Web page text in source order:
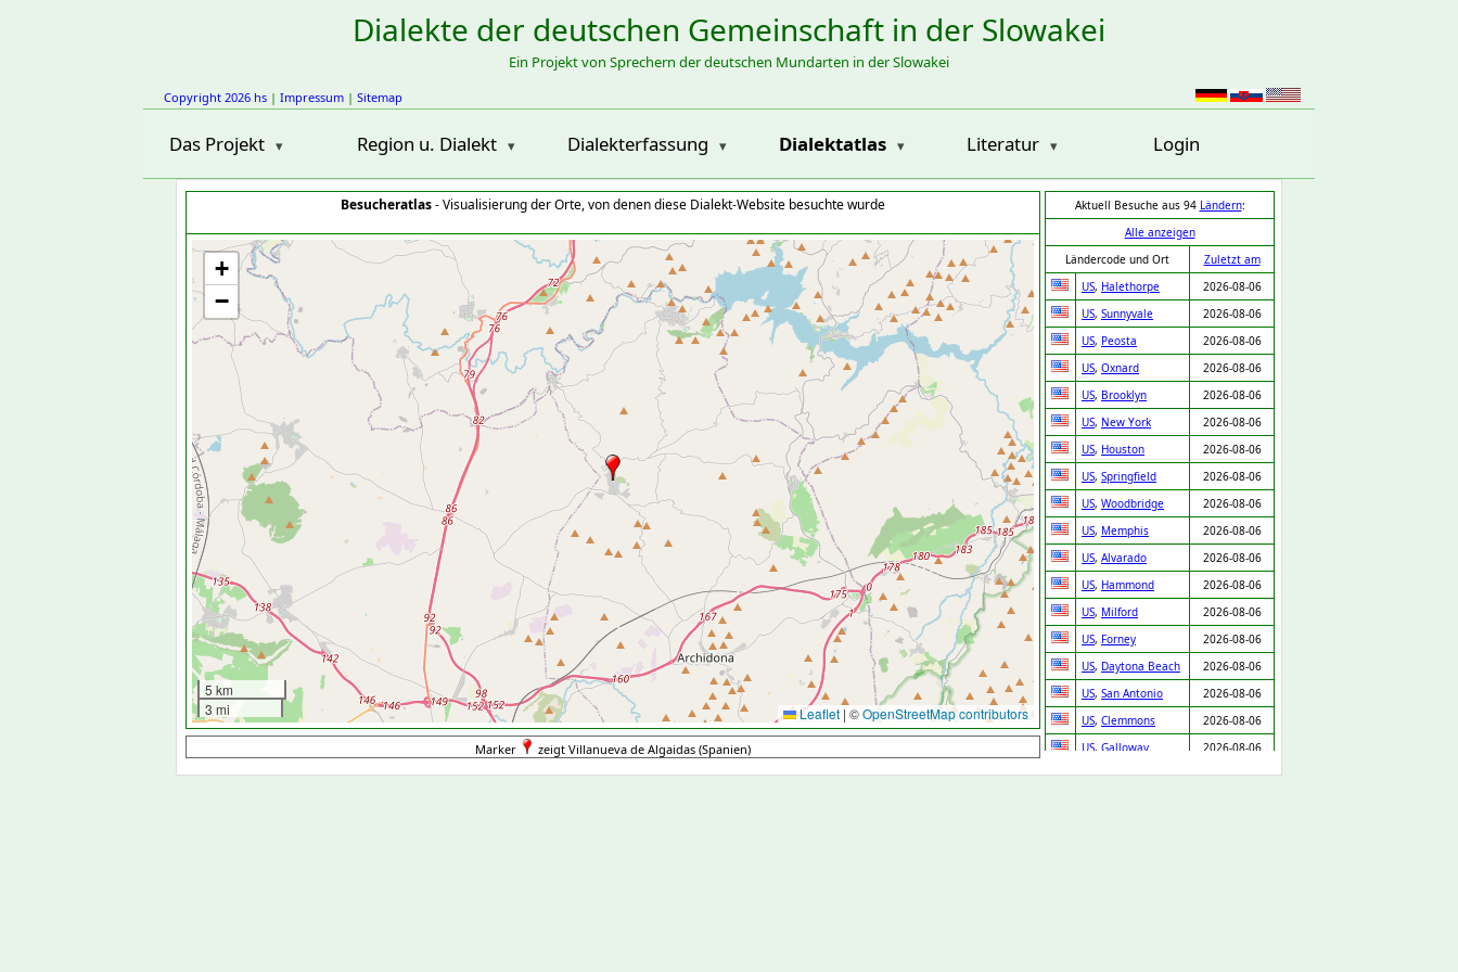
Dialekte der deutschen Gemeinschaft in der Slowakei
Ein Projekt von Sprechern der deutschen Mundarten in der Slowakei
Copyright 2026 hs | Impressum | Sitemap
Das Projekt Region u. Dialekt Dialekterfassung Dialektatlas Literatur Login
Besucheratlas- Visualisierung der Orte, von denen diese Dialekt-Website besuchte wurde
+
−
5 km
3 mi
Leaflet | ©OpenStreetMap contributors
Aktuell Besuche aus 94 Ländern:
Alle anzeigen
Ländercode und Ort
Zuletzt am
US, Halethorpe
2026-08-06
US, Sunnyvale
2026-08-06
US, Peosta
2026-08-06
US, Oxnard
2026-08-06
US, Brooklyn
2026-08-06
US, New York
2026-08-06
US, Houston
2026-08-06
US, Springfield
2026-08-06
US, Woodbridge
2026-08-06
US, Memphis
2026-08-06
US, Alvarado
2026-08-06
US, Hammond
2026-08-06
US, Milford
2026-08-06
US, Forney
2026-08-06
US, Daytona Beach
2026-08-06
US, San Antonio
2026-08-06
US, Clemmons
2026-08-06
US, Galloway
2026-08-06
US,Sullivan
2026-08-06
Marker zeigt Villanueva de Algaidas (Spanien)